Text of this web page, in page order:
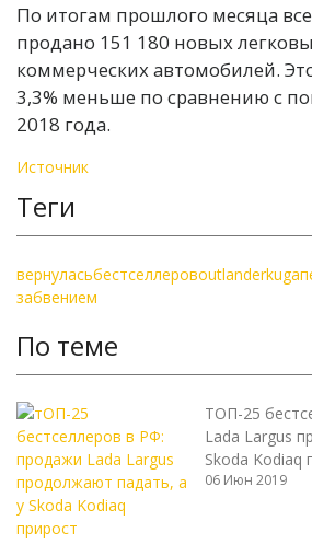
По итогам прошлого месяца
продано 151 180 новых
коммерческих автомобилей.
3,3% меньше по сравнению с
2018 года.
Источник
Теги
вернуласьбестселлеровoutlanderkuga
забвением
По теме
ТОП-25
Lada Largus
Skoda Kodiaq
06 Июн 2019